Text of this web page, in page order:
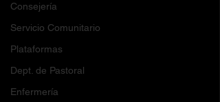
Consejería
Servicio Comunitario
Plataformas
Dept. de Pastoral
Enfermería